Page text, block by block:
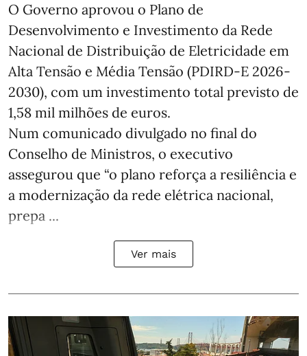
O Governo aprovou o Plano de
Desenvolvimento e Investimento da Rede
Nacional de Distribuição de Eletricidade em
Alta Tensão e Média Tensão (PDIRD-E 2026-
2030), com um investimento total previsto de
1,58 mil milhões de euros.
Num comunicado divulgado no final do
Conselho de Ministros, o executivo
assegurou que “o plano reforça a resiliência e
a modernização da rede elétrica nacional,
prepa ...
Ver mais